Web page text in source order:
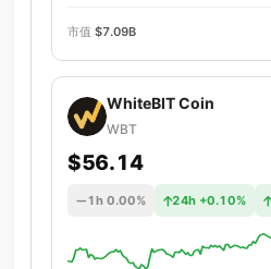
市值 $7.09B
WhiteBIT Coin
WBT
$56.14
1h 0.00% 24h +0.10%